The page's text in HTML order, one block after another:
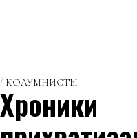
КОЛУМНИСТЫ
Хроники